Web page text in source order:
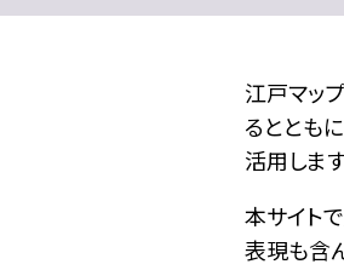
江戸マップ
るととも
活用しま
本サイト
表現も含